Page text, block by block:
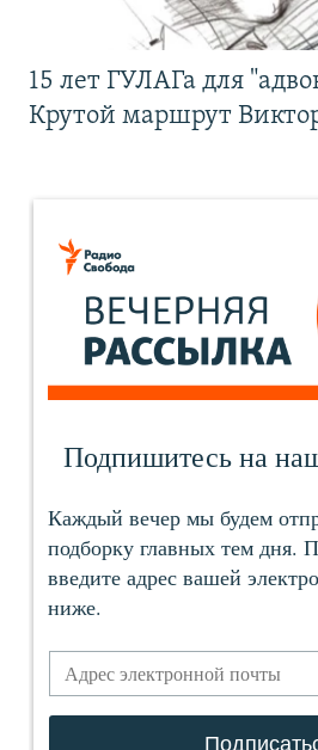
15 лет ГУЛАГа для
Крутой маршрут